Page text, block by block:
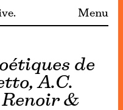
Menu
de
A.C.
&